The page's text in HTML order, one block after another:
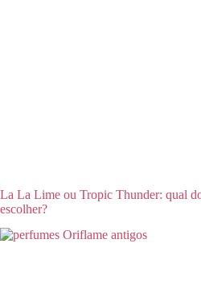
La La Lime ou Tropic Thunder: qual
escolher?